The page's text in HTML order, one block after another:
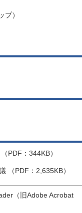
プ）
PDF：344KB）
（PDF：2,635KB）
（旧Adobe Acrobat